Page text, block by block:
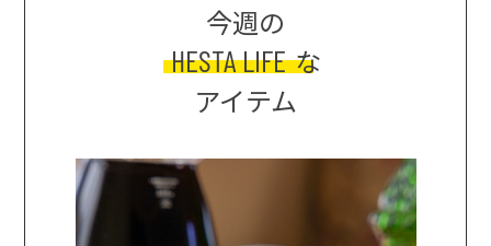
今週の
HESTA LIFE な
アイテム